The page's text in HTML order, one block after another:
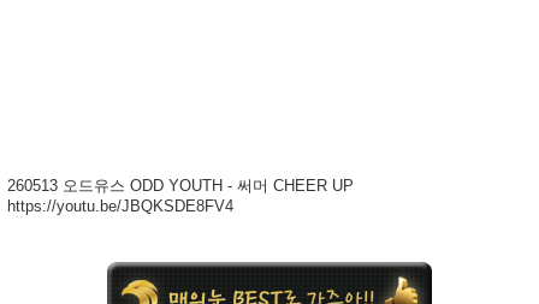
260513 오드유스 ODD YOUTH - 써머 CHEER UP
https://youtu.be/JBQKSDE8FV4